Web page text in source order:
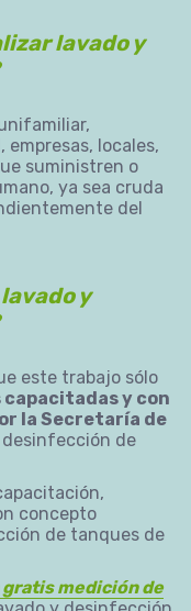
lavado y
locales,
suministren o
ya sea cruda
del
y
este trabajo sólo
capacitadas y con
la Secretaría de
desinfección de
concepto
de tanques de
medición de